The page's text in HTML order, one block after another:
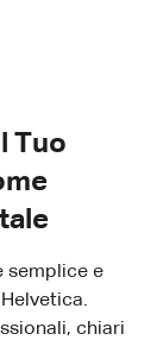
Tuo
semplice e
chiari